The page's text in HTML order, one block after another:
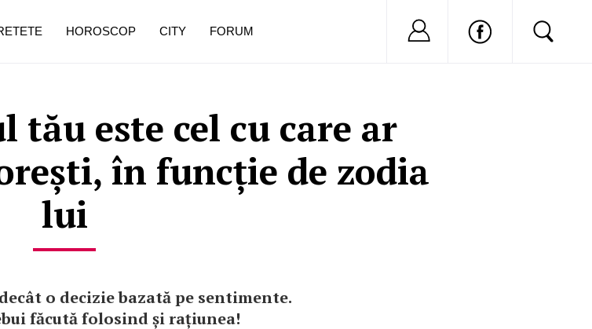
tău este cel cu care ar
în funcție de zodia
lui
o decizie bazată pe sentimente.
făcută folosind și rațiunea!
HOROSCOP CITY FORUM Nu ai cont?
la medic